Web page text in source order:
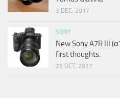
3 DEC, 2017
SONY
New Sony A7R III
first thoughts.
25 OCT, 2017